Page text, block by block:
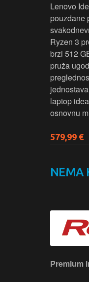
Lenovo
pouzdane
Ryzen 3
brzi 512
pruža
laptop
osnovnu
579,99 €
NEMA
Premium